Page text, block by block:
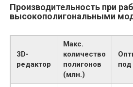
Производительность при
высокополигональными
3D-
редактор
Макс.
количество
полигонов
(млн.)
под